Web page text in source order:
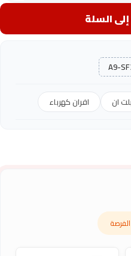
السلة
A9-
ان افران كهرباء